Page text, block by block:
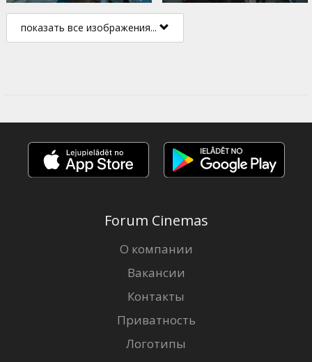
показать все изображения...
Forum Cinemas
О компании
Вакансии
Контакты
Приватность
Логотипы